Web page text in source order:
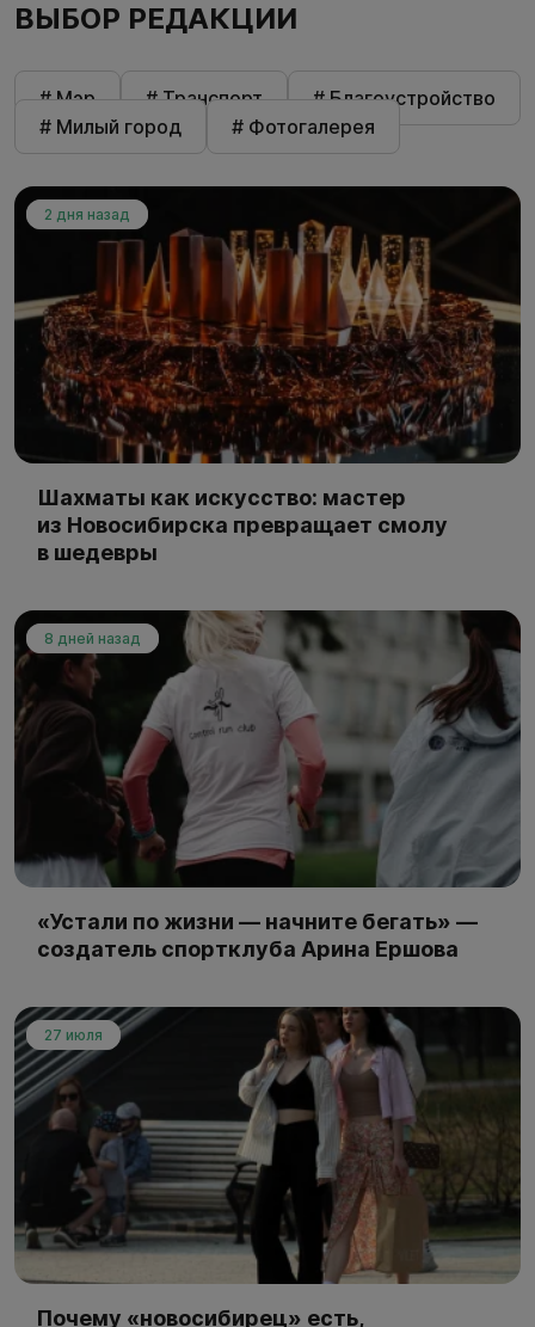
ВЫБОР РЕДАКЦИИ
# Мэр # Транспорт
# Благоустройство
# Милый город
# Фотогалерея
2 дня назад
Шахматы как искусство: мастер
из Новосибирска превращает смолу
в шедевры
8 дней назад
«Устали по жизни — начните бегать» —
создатель спортклуба Арина Ершова
27 июля
Почему «новосибирец» есть,